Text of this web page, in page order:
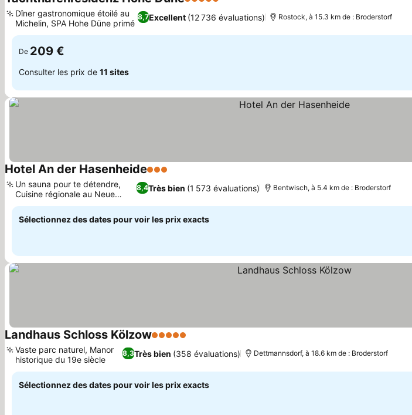
5 Étoiles
8,7Excellent (12 736 évaluations)
Dîner gastronomique étoilé au
Michelin, SPA Hohe Düne primé
Rostock, à 15.3 km de : Broderstorf
De 209 €
Consulter les prix de 11 sites
Hotel An der Hasenheide3 Étoiles
8,4Très bien (1 573 évaluations)
Un sauna pour te détendre,
Cuisine régionale au Neue
Eiche
Bentwisch, à 5.4 km de : Broderstorf
Sélectionnez des dates pour voir les prix exacts
Landhaus Schloss Kölzow5 Étoiles
8,3Très bien (358 évaluations)
Vaste parc naturel, Manor
historique du 19e siècle
Dettmannsdorf, à 18.6 km de : Broderstorf
Sélectionnez des dates pour voir les prix exacts